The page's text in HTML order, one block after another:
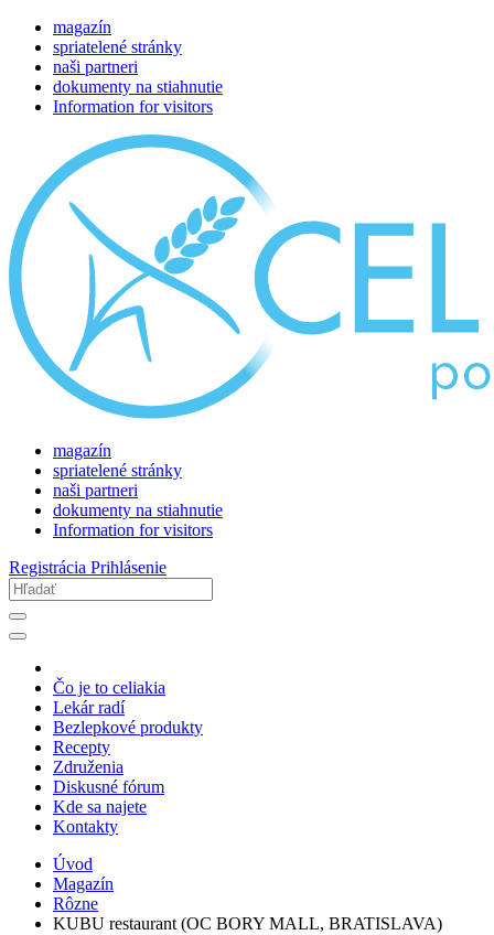
magazín
spriatelené stránky
naši partneri
dokumenty na stiahnutie
Information for visitors
magazín
spriatelené stránky
naši partneri
dokumenty na stiahnutie
Information for visitors
Registrácia Prihlásenie
Čo je to celiakia
Lekár radí
Bezlepkové produkty
Recepty
Združenia
Diskusné fórum
Kde sa najete
Kontakty
Úvod
Magazín
Rôzne
KUBU restaurant (OC BORY MALL, BRATISLAVA)